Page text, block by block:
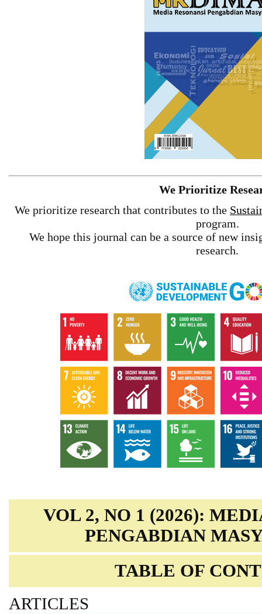
We Prioritize
We prioritize research that contributes to the
program.
We hope this journal can be a source of new
research.
VOL 2, NO 1 (2026):
PENGABDIAN
TABLE OF
ARTICLES